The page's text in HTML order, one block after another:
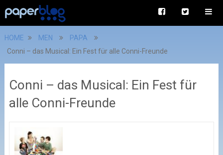
HOME MEN
PAPA
Conni – das Musical: Ein Fest für alle Conni-Freunde
Conni – das Musical: Ein Fest für
alle Conni-Freunde